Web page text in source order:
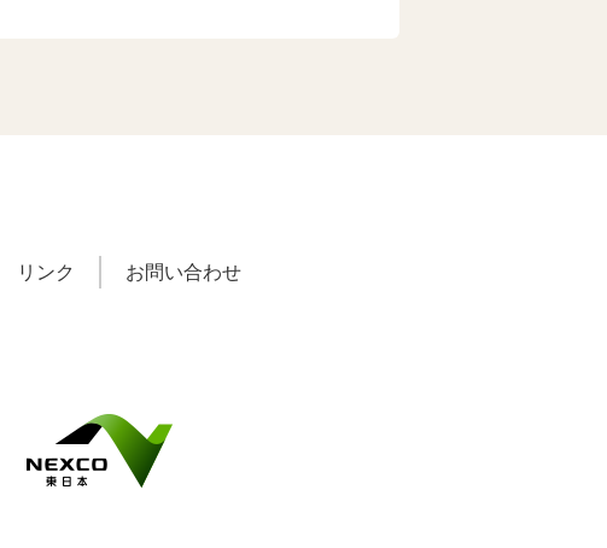
リンク お問い合わせ